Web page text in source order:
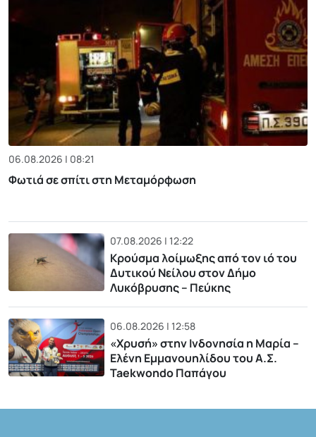
06.08.2026 | 08:21
Φωτιά σε σπίτι στη Μεταμόρφωση
07.08.2026 | 12:22
Κρούσμα λοίμωξης από τον ιό του
Δυτικού Νείλου στον Δήμο
Λυκόβρυσης – Πεύκης
06.08.2026 | 12:58
«Χρυσή» στην Ινδονησία η Μαρία –
Ελένη Εμμανουηλίδου του Α.Σ.
Taekwondo Παπάγου